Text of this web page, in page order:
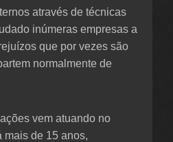
através de técnicas
inúmeras empresas a
que por vezes são
normalmente de
vem atuando no
mais de 15 anos,